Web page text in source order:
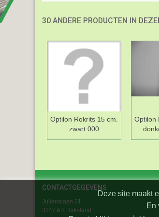
30 ANDERE PRODUCTEN IN
Optilon Rokrits 15 cm.
zwart 000
Optilon
CONTACTGEGEVENS
Julianalaan 21
3247 AH Dirksland
Deze site maakt
En